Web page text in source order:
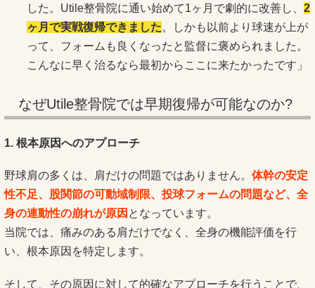
した。Utile整骨院に通い始めて1ヶ月で劇的に改善し、 2
ヶ月で実戦復帰できました。しかも以前より球速が上が
って、フォームも良くなったと監督に褒められました。
こんなに早く治るなら最初からここに来たかったです」
なぜUtile整骨院では早期復帰が可能なのか?
1. 根本原因へのアプローチ
野球肩の多くは、肩だけの問題ではありません。 体幹の安定
性不足、股関節の可動域制限、投球フォームの問題など、全
身の連動性の崩れが原因 となっています。
当院では、痛みのある肩だけでなく、全身の機能評価を行
い、根本原因を特定します。
そして、その原因に対して的確なアプローチを行うことで、